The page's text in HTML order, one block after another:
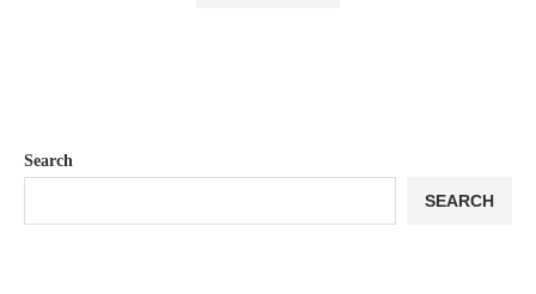
Search
SEARCH